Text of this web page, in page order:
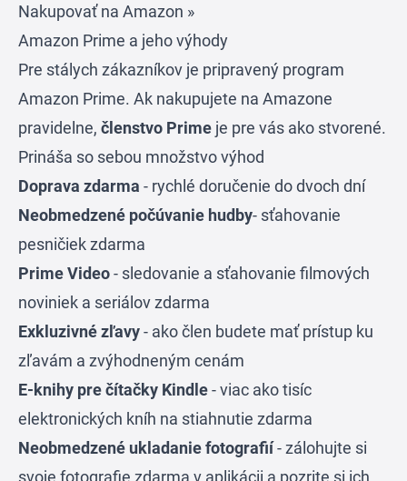
Nakupovať na Amazon »
Amazon Prime a jeho výhody
Pre stálych zákazníkov je pripravený program
Amazon Prime. Ak nakupujete na Amazone
pravidelne, členstvo Prime je pre vás ako stvorené.
Prináša so sebou množstvo výhod
Doprava zdarma - rychlé doručenie do dvoch dní
Neobmedzené počúvanie hudby- sťahovanie
pesničiek zdarma
Prime Video- sledovanie a sťahovanie filmových
noviniek a seriálov zdarma
Exkluzivné zľavy- ako člen budete mať prístup ku
zľavám a zvýhodneným cenám
E-knihy pre čítačky Kindle- viac ako tisíc
elektronických kníh na stiahnutie zdarma
Neobmedzené ukladanie fotografií- zálohujte si
svoje fotografie zdarma v aplikácii a pozrite si ich